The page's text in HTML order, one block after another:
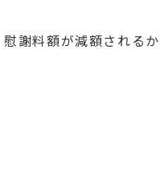
謝料額が減額される